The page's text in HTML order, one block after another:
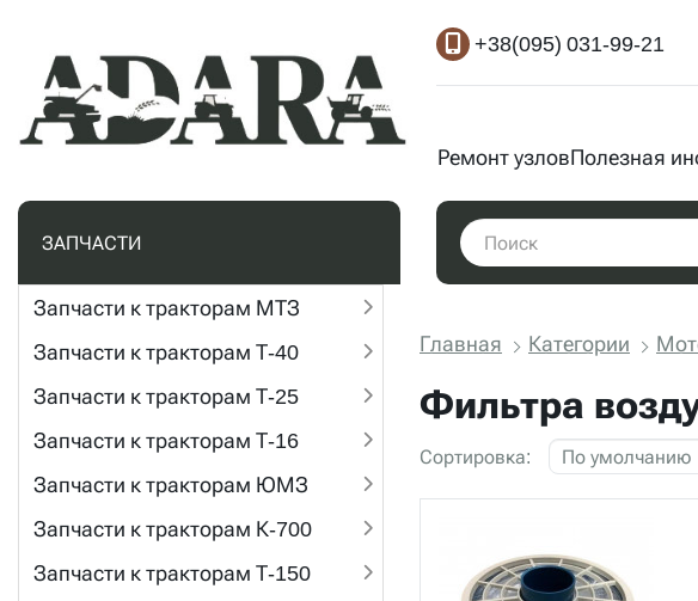
+38(095) 031-99-21
Ремонт узловПолезная
ЗАПЧАСТИ
Запчасти к тракторам МТЗ
Запчасти к тракторам Т-40
Запчасти к тракторам Т-25
Запчасти к тракторам Т-16
Запчасти к тракторам ЮМЗ
Запчасти к тракторам К-700
Запчасти к тракторам Т-150
Главная Категории
Фильтра
Сортировка: